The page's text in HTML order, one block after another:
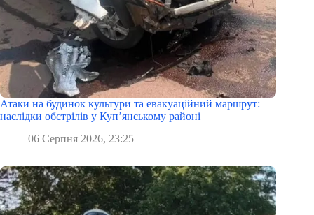
Атаки на будинок культури та евакуаційний маршрут:
наслідки обстрілів у Куп’янському районі
06 Серпня 2026, 23:25